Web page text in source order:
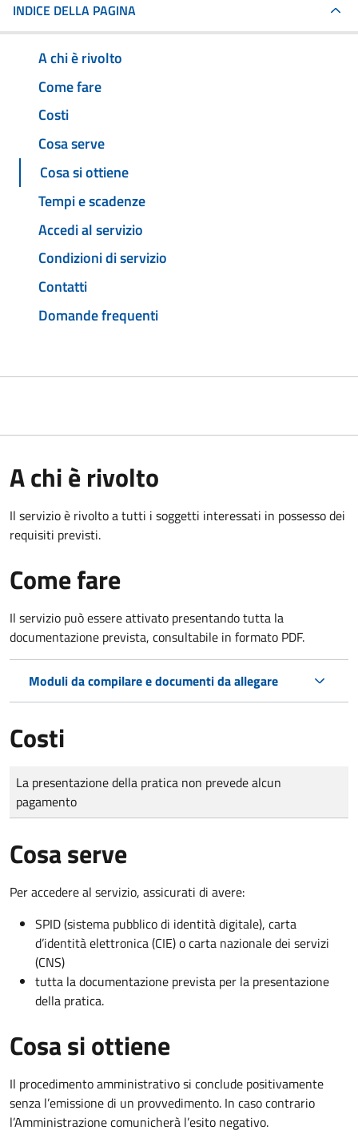
INDICE DELLA PAGINA
A chi è rivolto
Come fare
Costi
Cosa serve
Cosa si ottiene
Tempi e scadenze
Accedi al servizio
Condizioni di servizio
Contatti
Domande frequenti
A chi è rivolto
Il servizio è rivolto a tutti i soggetti interessati in possesso dei
requisiti previsti.
Come fare
Il servizio può essere attivato presentando tutta la
documentazione prevista, consultabile in formato PDF.
Moduli da compilare e documenti da allegare
Costi
Tipo di pagamento
Importo
La presentazione della pratica non prevede alcun
pagamento
Cosa serve
Per accedere al servizio, assicurati di avere:
SPID (sistema pubblico di identità digitale), carta
d’identità elettronica (CIE) o carta nazionale dei servizi
(CNS)
tutta la documentazione prevista per la presentazione
della pratica.
Cosa si ottiene
Il procedimento amministrativo si conclude positivamente
senza l’emissione di un provvedimento. In caso contrario
l’Amministrazione comunicherà l’esito negativo.